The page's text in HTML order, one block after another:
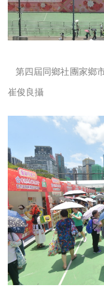
第四屆同鄉社團家鄉
崔俊良攝